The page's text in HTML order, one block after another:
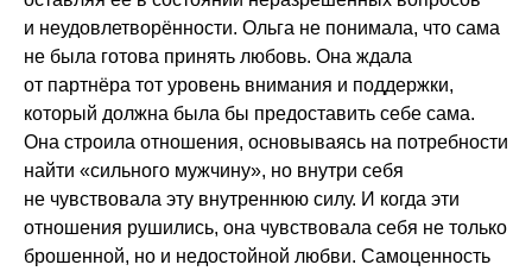
и неудовлетворённости. Ольга не понимала, что сама
не была готова принять любовь. Она ждала
от партнёра тот уровень внимания и поддержки,
который должна была бы предоставить себе сама.
Она строила отношения, основываясь на потребности
найти «сильного мужчину», но внутри себя
не чувствовала эту внутреннюю силу. И когда эти
отношения рушились, она чувствовала себя не только
брошенной, но и недостойной любви. Самоценность